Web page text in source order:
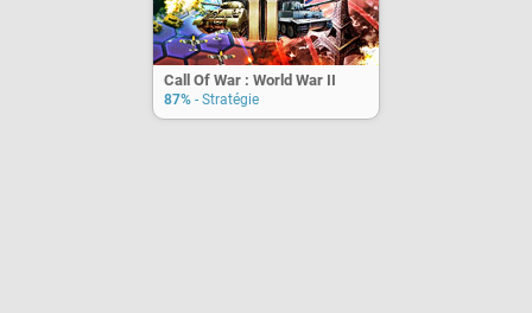
Call Of War : World War II
87% - Stratégie